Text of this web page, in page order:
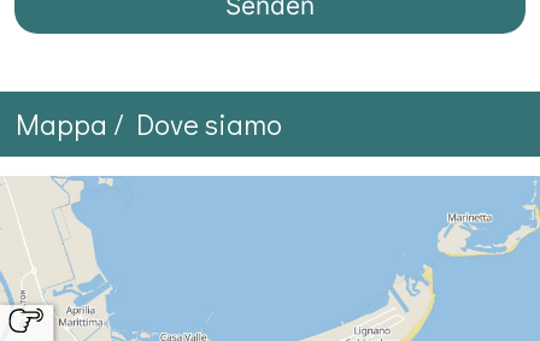
Mappa / Dove siamo